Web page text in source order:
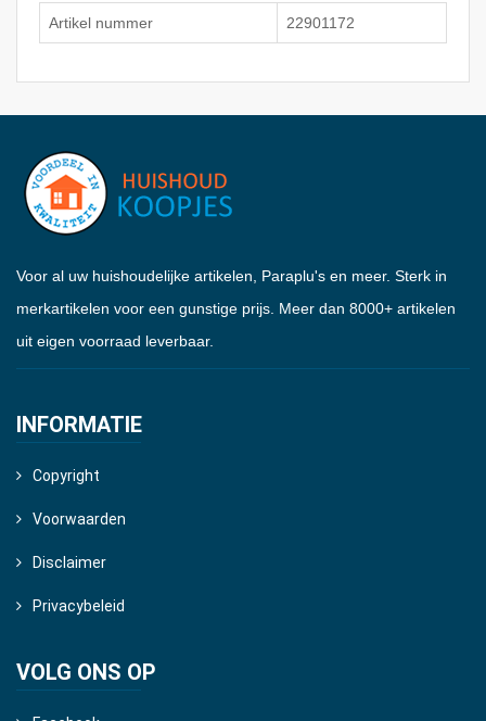
Artikel nummer 22901172
Voor al uw huishoudelijke artikelen, Paraplu's en meer. Sterk in
merkartikelen voor een gunstige prijs. Meer dan 8000+ artikelen
uit eigen voorraad leverbaar.
INFORMATIE
Copyright
Voorwaarden
Disclaimer
Privacybeleid
VOLG ONS OP